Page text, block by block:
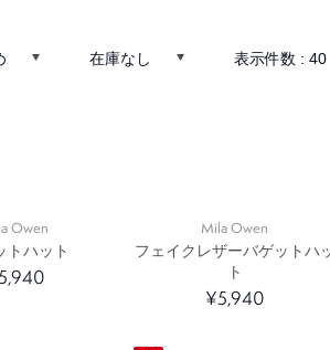
在庫なし 表示件数 :40
Owen
トハット
Mila Owen
フェイクレザーバゲットハ
ト
¥5,940